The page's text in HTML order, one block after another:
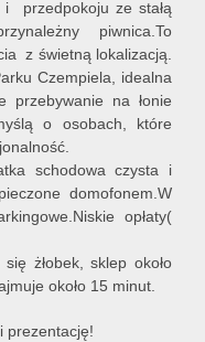
i przedpokoju ze stałą
piwnica.To
z świetną lokalizacją.
Czempiela, idealna
przebywanie na łonie
o osobach, które
schodowa czysta i
domofonem.W
opłaty(
żłobek, sklep około
około 15 minut.
prezentację!